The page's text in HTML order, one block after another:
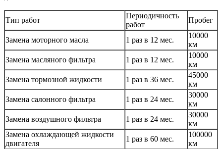
Тип работ
Периодичность
работ
Пробег
Замена моторного масла 1 раз в 12 мес.
10000
км
Замена масляного фильтра
1 раз в 12 мес.
10000
км
Замена тормозной жидкости
1 раз в 36 мес.
45000
км
Замена салонного фильтра
1 раз в 24 мес.
30000
км
Замена воздушного фильтра
1 раз в 24 мес.
30000
км
Замена охлаждающей жидкости
двигателя
1 раз в 60 мес.
100000
км